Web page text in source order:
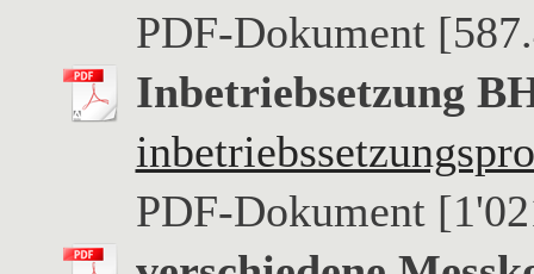
PDF-Dokument
Inbetriebsetzung
PDF-Dokument